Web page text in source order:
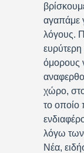
αγαπάμε
λόγους.
όμορους
χώρο,
το οποίο
λόγω των
Νέα,